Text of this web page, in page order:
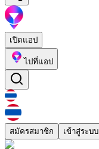
เปิดแอป
ไปที่แอป
สมัครสมาชิก เข้าสู่ระบบ